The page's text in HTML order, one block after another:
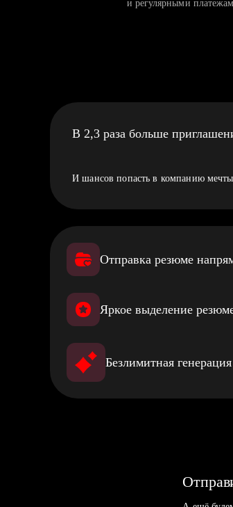
и регулярными
В 2,3 раза больше
И шансов попасть в компанию мечты
Отправка резюме
Яркое выделение
Безлимитная